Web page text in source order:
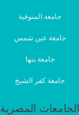
جامعة المنوفية
جامعة عين شمس
جامعة بنها
جامعة كفر الشيخ
الجامعات المصرية